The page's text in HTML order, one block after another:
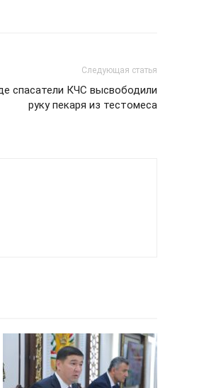
Следующая статья
спасатели КЧС высвободили
руку пекаря из тестомеса